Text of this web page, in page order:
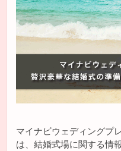
マイナビウェディングプ
は、結婚式場に関する情